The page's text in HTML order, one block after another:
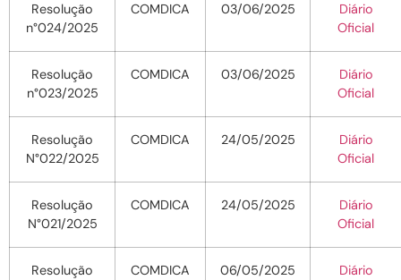
Resolução
n°024/2025
COMDICA 03/06/2025
Diário
Oficial
Resolução
n°023/2025
COMDICA 03/06/2025
Diário
Oficial
Resolução
N°022/2025
COMDICA 24/05/2025
Diário
Oficial
Resolução
N°021/2025
COMDICA 24/05/2025
Diário
Oficial
Resolução
COMDICA 06/05/2025
Diário